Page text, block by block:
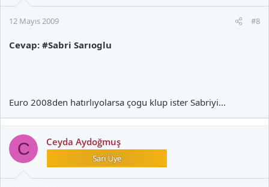
12 Mayıs 2009 #8
Cevap: #Sabri Sarıoglu
Euro 2008den hatırlıyolarsa çogu klup ister Sabriyi...
C Ceyda Aydoğmuş